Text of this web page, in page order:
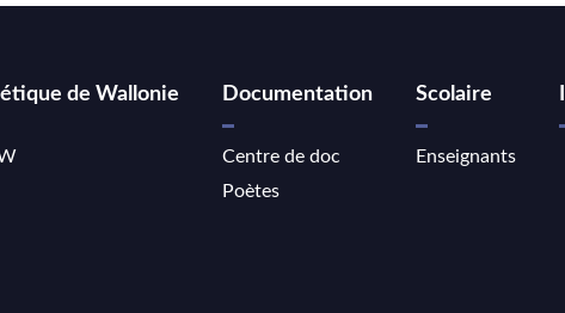
de Wallonie Documentation
Centre de doc
Poètes
Scolaire
Enseignants